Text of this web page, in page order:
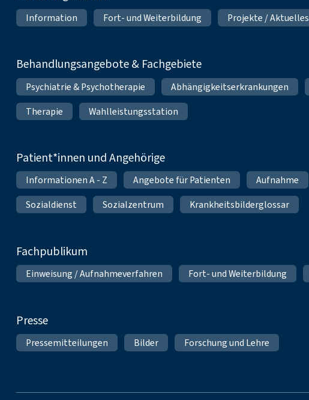
Information Fort- und Weiterbildung Projekte / Aktuelles
Behandlungsangebote & Fachgebiete
Psychiatrie & Psychotherapie Abhängigkeitserkrankungen
Therapie
Wahlleistungsstation
Patient*innen und Angehörige
Informationen A - Z Angebote für Patienten Aufnahme
Sozialdienst
Sozialzentrum Krankheitsbilderglossar
Fachpublikum
Einweisung / Aufnahmeverfahren Fort- und Weiterbildung
Presse
Pressemitteilungen Bilder Forschung und Lehre